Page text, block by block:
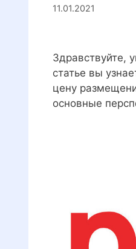
11.01.2021
Здравствуйте,
статье вы
цену
основные